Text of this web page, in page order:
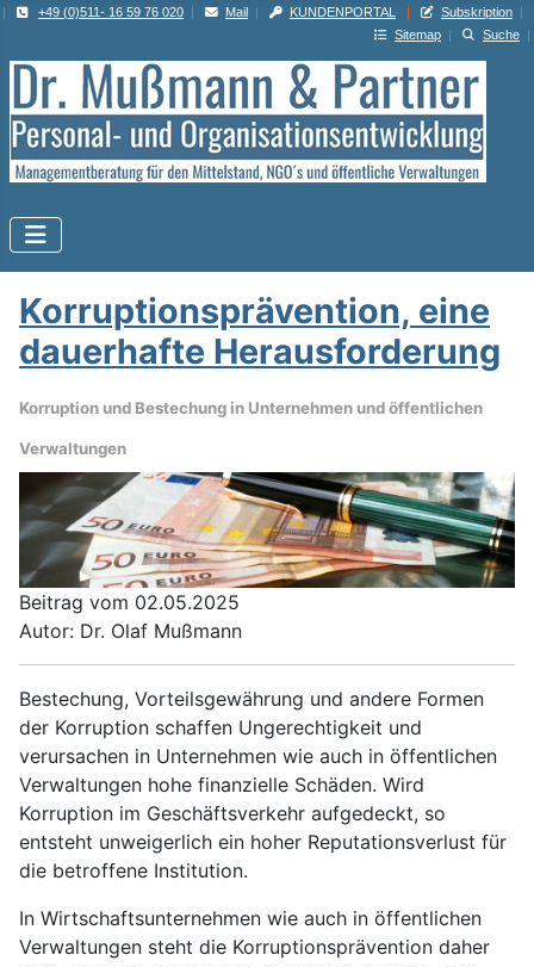
| +49 (0)511- 16 59 76 020 | Mail | KUNDENPORTAL | Subskription |
Sitemap | Suche |
Korruptionsprävention, eine
dauerhafte Herausforderung
Korruption und Bestechung in Unternehmen und öffentlichen
Verwaltungen
Beitrag vom 02.05.2025
Autor: Dr. Olaf Mußmann
Bestechung, Vorteilsgewährung und andere Formen
der Korruption schaffen Ungerechtigkeit und
verursachen in Unternehmen wie auch in öffentlichen
Verwaltungen hohe finanzielle Schäden. Wird
Korruption im Geschäftsverkehr aufgedeckt, so
entsteht unweigerlich ein hoher Reputationsverlust für
die betroffene Institution.
In Wirtschaftsunternehmen wie auch in öffentlichen
Verwaltungen steht die Korruptionsprävention daher